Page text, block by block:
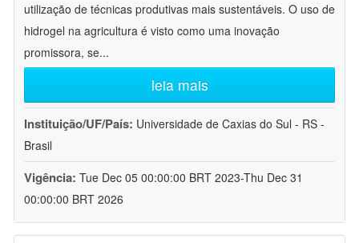
utilização de técnicas produtivas mais sustentáveis. O uso de
hidrogel na agricultura é visto como uma inovação
promissora, se...
leia mais
Instituição/UF/País: Universidade de Caxias do Sul - RS -
Brasil
Vigência: Tue Dec 05 00:00:00 BRT 2023-Thu Dec 31
00:00:00 BRT 2026